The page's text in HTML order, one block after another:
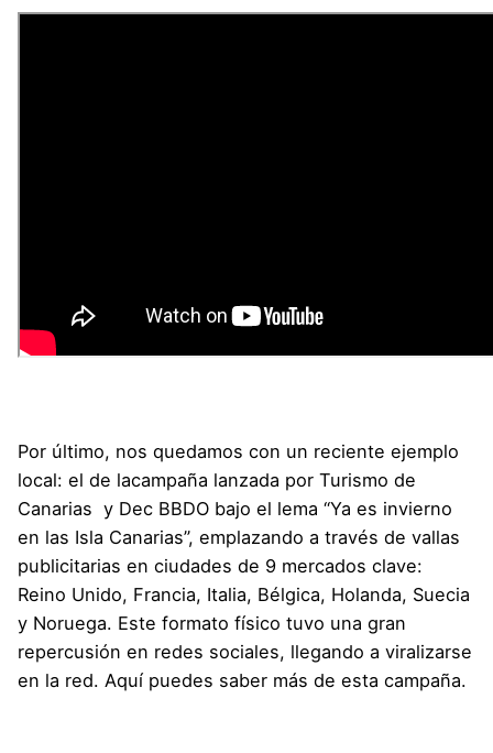
Por último, nos quedamos con un reciente ejemplo
local: el de lacampaña lanzada por Turismo de
Canarias y Dec BBDO bajo el lema “Ya es invierno
en las Isla Canarias”, emplazando a través de vallas
publicitarias en ciudades de 9 mercados clave:
Reino Unido, Francia, Italia, Bélgica, Holanda, Suecia
y Noruega. Este formato físico tuvo una gran
repercusión en redes sociales, llegando a viralizarse
en la red. Aquí puedes saber más de esta campaña.